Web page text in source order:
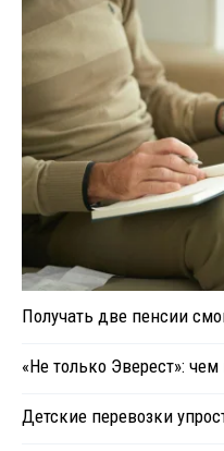
Получать две пенсии
«Не только Эверест»:
Детские перевозки